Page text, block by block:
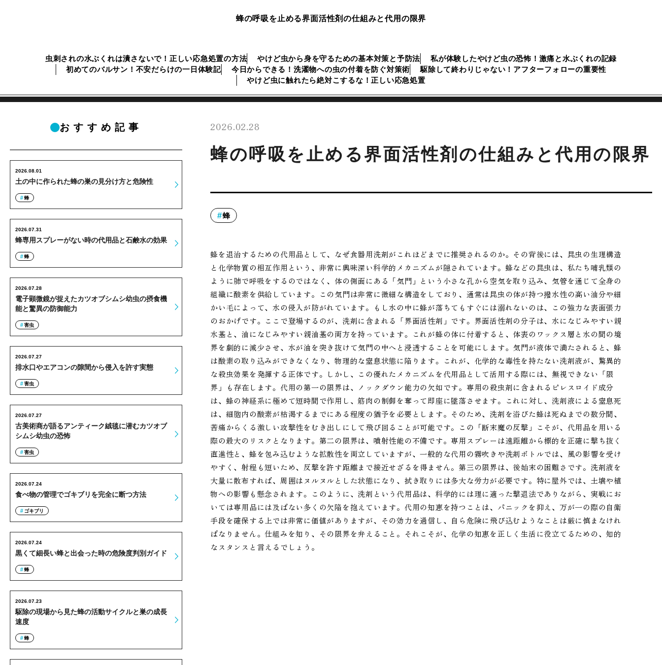
蜂の呼吸を止める界面活性剤の仕組みと代用の限界
虫刺されの水ぶくれは潰さないで！正しい応急処置の方法 やけど虫から身を守るための基本対策と予防法
私が体験したやけど虫の恐怖！激痛と水ぶくれの記録
初めてのバルサン！不安だらけの一日体験記
今日からできる！洗濯物への虫の付着を防ぐ対策術
駆除して終わりじゃない！アフターフォローの重要性
やけど虫に触れたら絶対こするな！正しい応急処置
2026.02.28
蜂の呼吸を止める界面活性剤の仕組みと代用の限界
蜂
蜂を退治するための代用品として、なぜ食器用洗剤がこれほどまでに推奨されるのか。その背後には、昆虫の生理構造
と化学物質の相互作用という、非常に興味深い科学的メカニズムが隠されています。蜂などの昆虫は、私たち哺乳類の
ように肺で呼吸をするのではなく、体の側面にある「気門」という小さな孔から空気を取り込み、気管を通じて全身の
組織に酸素を供給しています。この気門は非常に微細な構造をしており、通常は昆虫の体が持つ撥水性の高い油分や細
かい毛によって、水の侵入が防がれています。もし水の中に蜂が落ちてもすぐには溺れないのは、この強力な表面張力
のおかげです。ここで登場するのが、洗剤に含まれる「界面活性剤」です。界面活性剤の分子は、水になじみやすい親
水基と、油になじみやすい親油基の両方を持っています。これが蜂の体に付着すると、体表のワックス層と水の間の境
界を劇的に減少させ、水が油を突き抜けて気門の中へと浸透することを可能にします。気門が液体で満たされると、蜂
は酸素の取り込みができなくなり、物理的な窒息状態に陥ります。これが、化学的な毒性を持たない洗剤液が、驚異的
な殺虫効果を発揮する正体です。しかし、この優れたメカニズムを代用品として活用する際には、無視できない「限
界」も存在します。代用の第一の限界は、ノックダウン能力の欠如です。専用の殺虫剤に含まれるピレスロイド成分
は、蜂の神経系に極めて短時間で作用し、筋肉の制御を奪って即座に墜落させます。これに対し、洗剤液による窒息死
は、細胞内の酸素が枯渇するまでにある程度の猶予を必要とします。そのため、洗剤を浴びた蜂は死ぬまでの数分間、
苦痛からくる激しい攻撃性をむき出しにして飛び回ることが可能です。この「断末魔の反撃」こそが、代用品を用いる
際の最大のリスクとなります。第二の限界は、噴射性能の不備です。専用スプレーは遠距離から標的を正確に撃ち抜く
直進性と、蜂を包み込むような拡散性を両立していますが、一般的な代用の霧吹きや洗剤ボトルでは、風の影響を受け
やすく、射程も短いため、反撃を許す距離まで接近せざるを得ません。第三の限界は、後始末の困難さです。洗剤液を
大量に散布すれば、周囲はヌルヌルとした状態になり、拭き取りには多大な労力が必要です。特に屋外では、土壌や植
物への影響も懸念されます。このように、洗剤という代用品は、科学的には理に適った撃退法でありながら、実戦にお
いては専用品には及ばない多くの欠陥を抱えています。代用の知恵を持つことは、パニックを抑え、万が一の際の自衛
手段を確保する上では非常に価値がありますが、その効力を過信し、自ら危険に飛び込むようなことは厳に慎まなけれ
ばなりません。仕組みを知り、その限界を弁えること。それこそが、化学の知恵を正しく生活に役立てるための、知的
なスタンスと言えるでしょう。
おすすめ記事
土の中に作られた蜂の巣の見分け方と危険性
2026.08.01
蜂
蜂専用スプレーがない時の代用品と石鹸水の効果
2026.07.31
蜂
電子顕微鏡が捉えたカツオブシムシ幼虫の摂食機
能と驚異の防御能力
2026.07.28
害虫
排水口やエアコンの隙間から侵入を許す実態
2026.07.27
害虫
古美術商が語るアンティーク絨毯に潜むカツオブ
シムシ幼虫の恐怖
2026.07.27
害虫
食べ物の管理でゴキブリを完全に断つ方法
2026.07.24
ゴキブリ
黒くて細長い蜂と出会った時の危険度判別ガイド
2026.07.24
蜂
駆除の現場から見た蜂の活動サイクルと巣の成長
速度
2026.07.23
蜂